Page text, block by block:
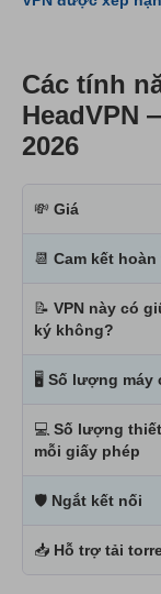
Các tính
HeadVPN
2026
💸 Giá
📆 Cam kết
📝 VPN này có
ký không?
🖥 Số lượng máy
💻 Số lượng
mỗi giấy phép
🛡 Ngắt kết nối
📥 Hỗ trợ tải